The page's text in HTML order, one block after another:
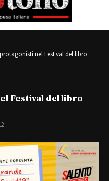
nel Festival del libro
Festival del libro